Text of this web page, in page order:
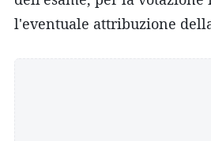
l'eventuale attribuzione